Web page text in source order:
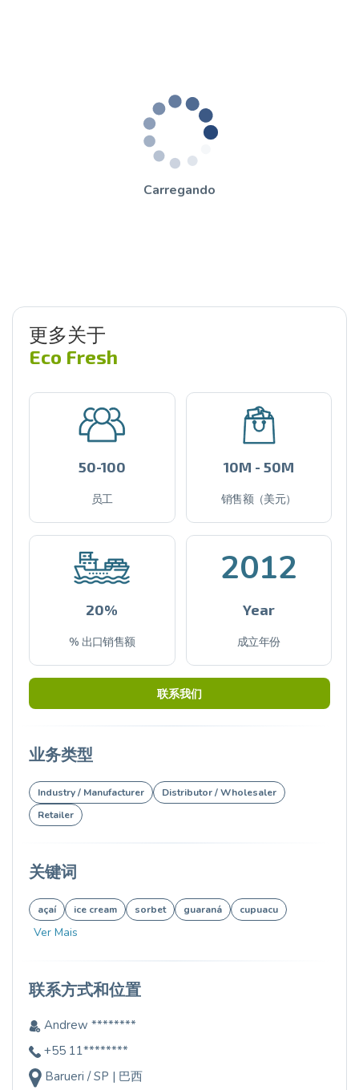
Carregando
更多关于
Eco Fresh
50-100
员工
10M - 50M
销售额（美元）
20%
% 出口销售额
2012
Year
成立年份
联系我们
业务类型
Industry / Manufacturer
Distributor / Wholesaler
Retailer
关键词
açaí ice cream sorbet guaraná cupuacu
Ver Mais
联系方式和位置
Andrew ********
+55 11********
Barueri / SP | 巴西